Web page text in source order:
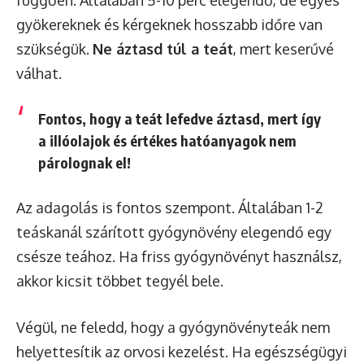
gyökereknek és kérgeknek hosszabb időre van
szükségük. Ne áztasd túl a teát, mert keserűvé
válhat.
Fontos, hogy a teát lefedve áztasd, mert így
a illóolajok és értékes hatóanyagok nem
párolognak el!
Az adagolás is fontos szempont. Általában 1-2
teáskanál szárított gyógynövény elegendő egy
csésze teához. Ha friss gyógynövényt használsz,
akkor kicsit többet tegyél bele.
Végül, ne feledd, hogy a gyógynövényteák nem
helyettesítik az orvosi kezelést. Ha egészségügyi